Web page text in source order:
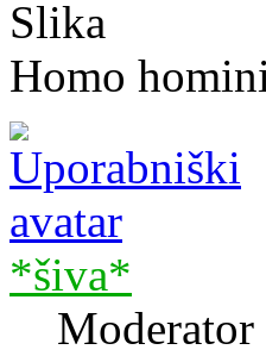
Homo
*šiva*
Moderator